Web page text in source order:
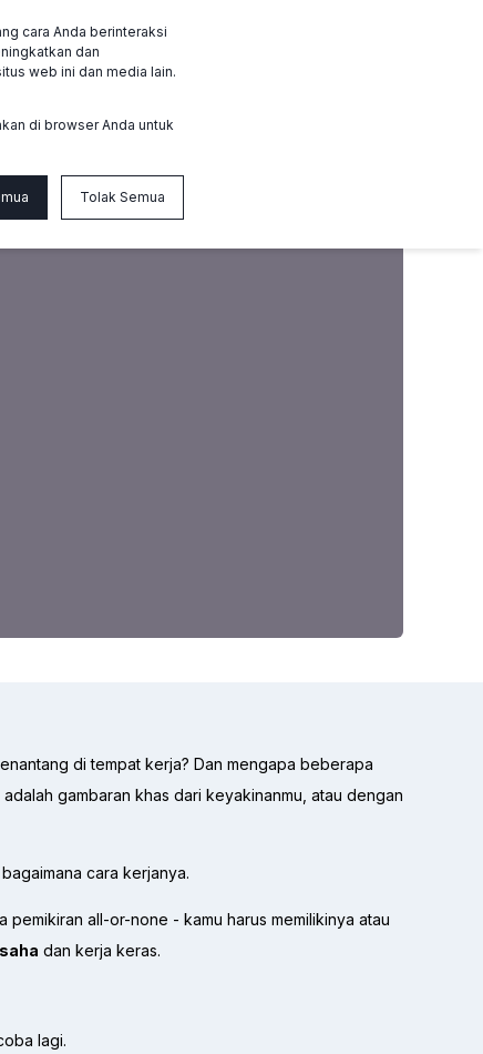
cara Anda berinteraksi
dan
web ini dan media lain.
di browser Anda untuk
Tolak Semua
id Login member
di tempat kerja? Dan mengapa beberapa
gambaran khas dari keyakinanmu, atau dengan
cara kerjanya.
all-or-none - kamu harus memilikinya atau
dan kerja keras.
lagi.